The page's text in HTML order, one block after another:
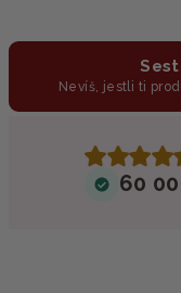
Nevíš, jestli ti
60